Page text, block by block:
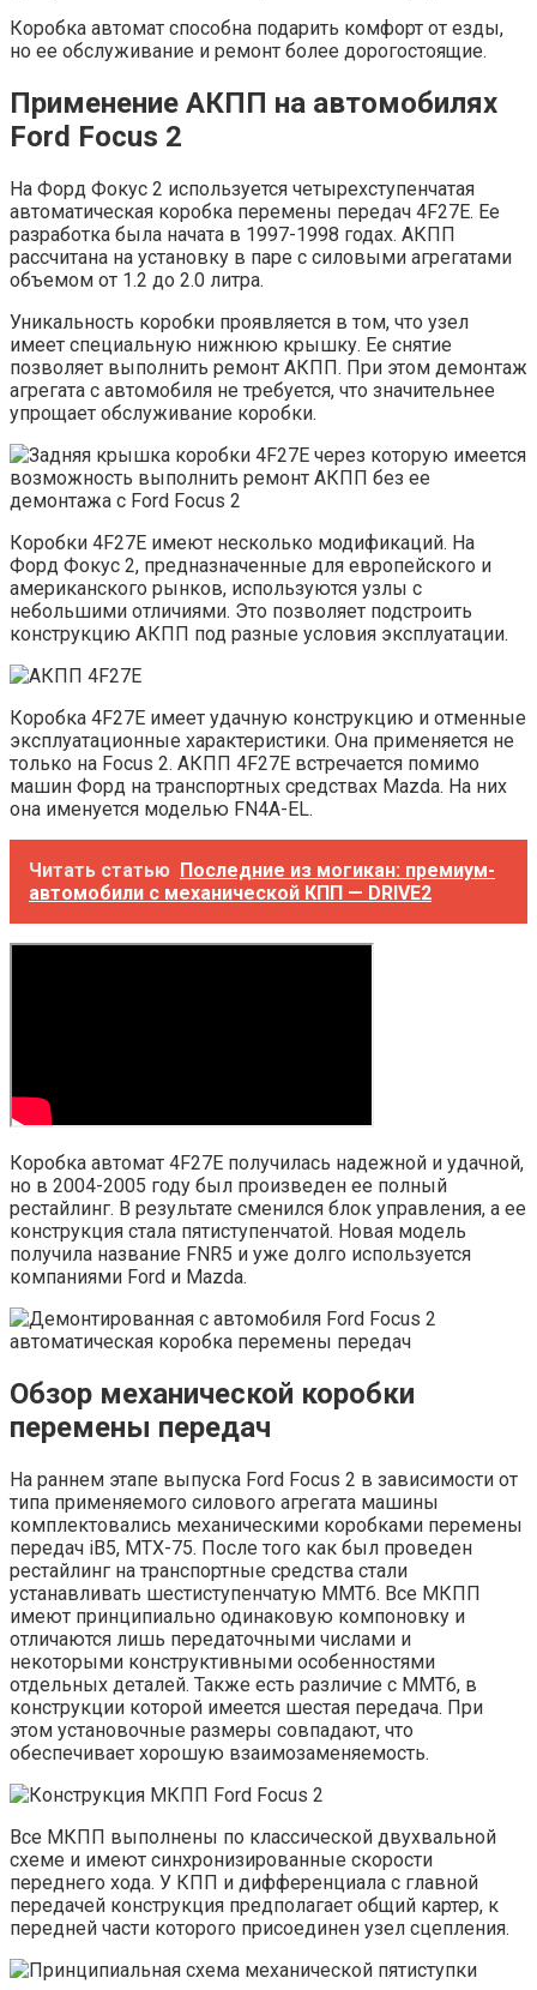
Коробка автомат способна подарить комфорт от езды,
но ее обслуживание и ремонт более дорогостоящие.
Применение АКПП на автомобилях
Ford Focus 2
На Форд Фокус 2 используется четырехступенчатая
автоматическая коробка перемены передач 4F27E. Ее
разработка была начата в 1997-1998 годах. АКПП
рассчитана на установку в паре с силовыми агрегатами
объемом от 1.2 до 2.0 литра.
Уникальность коробки проявляется в том, что узел
имеет специальную нижнюю крышку. Ее снятие
позволяет выполнить ремонт АКПП. При этом демонтаж
агрегата с автомобиля не требуется, что значительнее
упрощает обслуживание коробки.
Коробки 4F27E имеют несколько модификаций. На
Форд Фокус 2, предназначенные для европейского и
американского рынков, используются узлы с
небольшими отличиями. Это позволяет подстроить
конструкцию АКПП под разные условия эксплуатации.
Коробка 4F27E имеет удачную конструкцию и отменные
эксплуатационные характеристики. Она применяется не
только на Focus 2. АКПП 4F27E встречается помимо
машин Форд на транспортных средствах Mazda. На них
она именуется моделью FN4A-EL.
Читать статью Последние из могикан: премиум-
автомобили с механической КПП — DRIVE2
Коробка автомат 4F27E получилась надежной и удачной,
но в 2004-2005 году был произведен ее полный
рестайлинг. В результате сменился блок управления, а ее
конструкция стала пятиступенчатой. Новая модель
получила название FNR5 и уже долго используется
компаниями Ford и Mazda.
Обзор механической коробки
перемены передач
На раннем этапе выпуска Ford Focus 2 в зависимости от
типа применяемого силового агрегата машины
комплектовались механическими коробками перемены
передач iB5, МТХ-75. После того как был проведен
рестайлинг на транспортные средства стали
устанавливать шестиступенчатую MМТ6. Все МКПП
имеют принципиально одинаковую компоновку и
отличаются лишь передаточными числами и
некоторыми конструктивными особенностями
отдельных деталей. Также есть различие с MМТ6, в
конструкции которой имеется шестая передача. При
этом установочные размеры совпадают, что
обеспечивает хорошую взаимозаменяемость.
Все МКПП выполнены по классической двухвальной
схеме и имеют синхронизированные скорости
переднего хода. У КПП и дифференциала с главной
передачей конструкция предполагает общий картер, к
передней части которого присоединен узел сцепления.